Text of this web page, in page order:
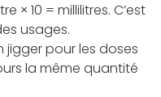
× 10 = millilitres. C’est
usages.
jigger pour les doses
la même quantité